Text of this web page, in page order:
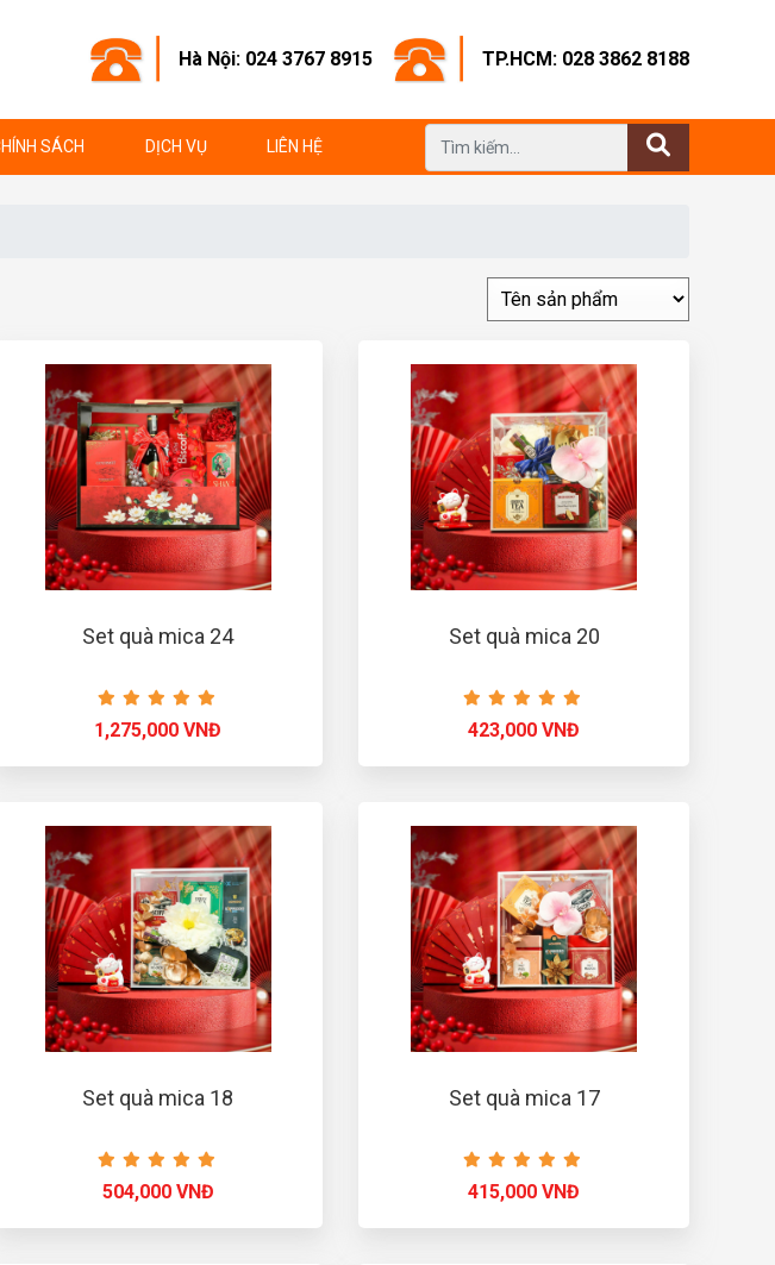
Hà Nội: 024 3767 8915 TP.HCM: 028 3862 8188
SÁCH DỊCH VỤ LIÊN HỆ
Set quà mica 24
1,275,000 VNĐ
Set quà mica 20
423,000 VNĐ
Set quà mica 18
504,000 VNĐ
Set quà mica 17
415,000 VNĐ